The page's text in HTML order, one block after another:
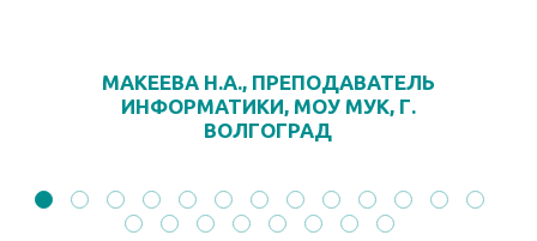
МАКЕЕВА Н.А., ПРЕПОДАВАТЕЛЬ
ИНФОРМАТИКИ, МОУ МУК, Г.
ВОЛГОГРАД